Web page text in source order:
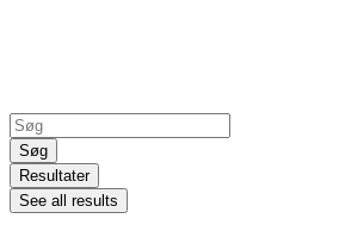
Search
...Søg
Resultater
See all results